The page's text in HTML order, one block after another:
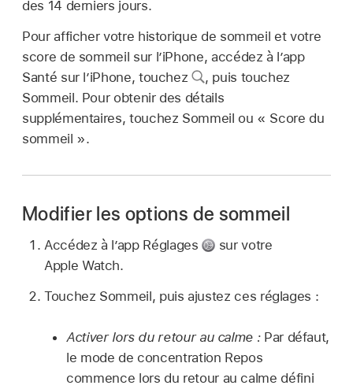
des 14 derniers jours.
Pour afficher votre historique de sommeil et votre
score de sommeil sur l’iPhone, accédez à l’app
Santé sur l’iPhone, touchez
, puis touchez
Sommeil. Pour obtenir des détails
supplémentaires, touchez Sommeil ou « Score du
sommeil ».
Modifier les options de sommeil
Accédez à l’app Réglages
sur votre
Apple Watch.
Touchez Sommeil, puis ajustez ces réglages :
Activer lors du retour au calme : Par défaut,
le mode de concentration Repos
commence lors du retour au calme défini